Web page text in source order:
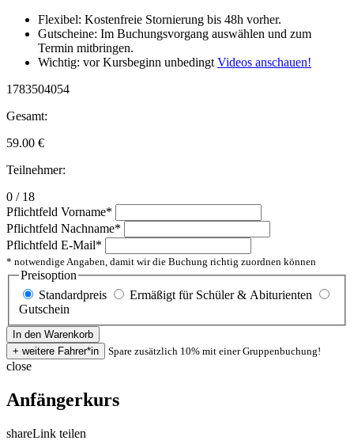
Flexibel: Kostenfreie Stornierung bis 48h vorher.
Gutscheine: Im Buchungsvorgang auswählen und zum
Termin mitbringen.
Wichtig: vor Kursbeginn unbedingt Videos anschauen!
1783504054
Gesamt:
59.00 €
Teilnehmer:
0 / 18
Pflichtfeld Vorname*
Pflichtfeld Nachname*
Pflichtfeld E-Mail*
* notwendige Angaben, damit wir die Buchung richtig zuordnen können
Preisoption
Standardpreis
Ermäßigt für Schüler & Abiturienten
Gutschein
Spare zusätzlich 10% mit einer Gruppenbuchung!
close
Anfängerkurs
shareLink teilen